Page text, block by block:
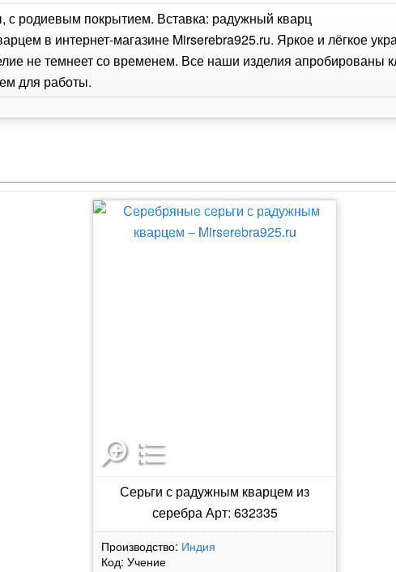
родиевым покрытием. Вставка: радужный кварц
в интернет-магазине Mirserebra925.ru. Яркое и лёгкое
не темнеет со временем. Все наши изделия
для работы.
Серьги с радужным кварцем из
серебра Арт: 632335
Производство: Индия
Код: Учение